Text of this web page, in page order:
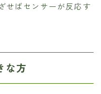
せばセンサーが反応す
な方